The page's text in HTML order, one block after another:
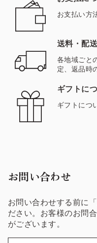
お支払い方
送料・配
各地域ごと
定、返品時
ギフトに
ギフトにつ
お問い合わせ
お問い合わせする前に
ださい。お客様のお問
がございます。